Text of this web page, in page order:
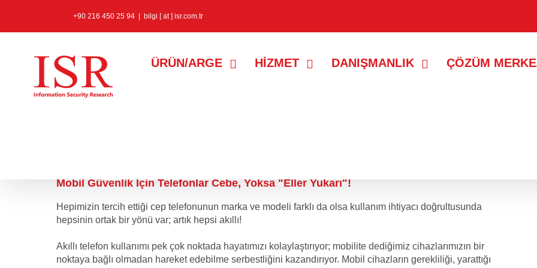
+90 216 450 25 94 bilgi [ at ] isr.com.tr
ÜRÜN/ARGE HİZMET DANIŞMANLIK ÇÖZÜM
Mobil Güvenlik İçin Telefonlar Cebe, Yoksa "Eller Yukarı"!
Hepimizin tercih ettiği cep telefonunun marka ve modeli farklı da olsa kullanım ihtiyacı doğrultusunda
hepsinin ortak bir yönü var; artık hepsi akıllı!
Akıllı telefon kullanımı pek çok noktada hayatımızı kolaylaştırıyor; mobilite dediğimiz cihazlarımızın bir
noktaya bağlı olmadan hareket edebilme serbestliğini kazandırıyor. Mobil cihazların gerekliliği, yarattığı